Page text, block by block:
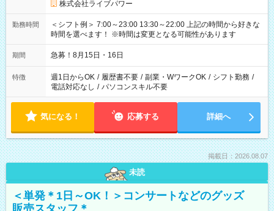
株式会社ライブパワー
勤務時間
＜シフト例＞ 7:00～23:00 13:30～22:00 上記の時間から好きな
時間を選べます！ ※時間は変更となる可能性があります
期間 急募！8月15日・16日
特徴 週1日からOK / 履歴書不要 / 副業・WワークOK / シフト勤務 /
電話対応なし / パソコンスキル不要
気になる！ 応募する 詳細へ
掲載日：2026.08.07
未読
＜単発＊1日～OK！＞コンサートなどのグッズ
販売スタッフ＊